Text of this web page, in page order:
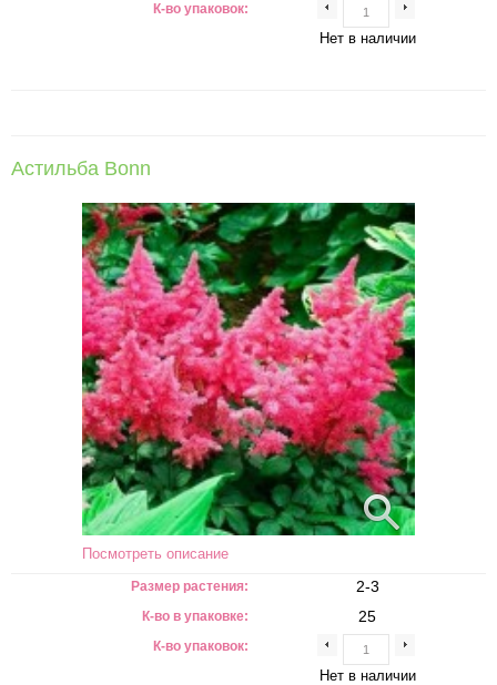
К-во упаковок:
Нет в наличии
Астильба Bonn
Посмотреть описание
Размер растения:
К-во в упаковке:
К-во упаковок:
2-3
25
Нет в наличии